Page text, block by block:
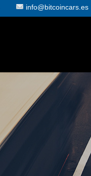
info@bitcoincars.es